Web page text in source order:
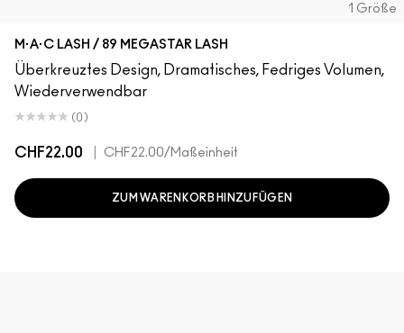
1 Größe
M·A·C LASH / 89 MEGASTAR LASH
Überkreuztes Design, Dramatisches, Fedriges Volumen,
Wiederverwendbar
(0)
CHF22.00 CHF22.00/Maßeinheit
ZUM WARENKORB HINZUFÜGEN